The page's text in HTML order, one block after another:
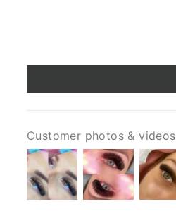
Customer photos & videos